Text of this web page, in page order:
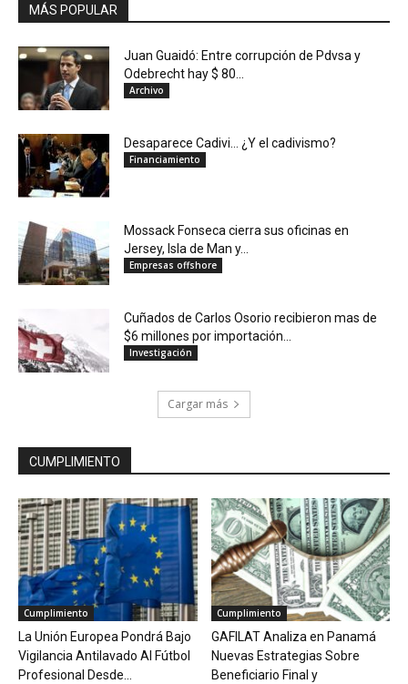
MÁS POPULAR
Juan Guaidó: Entre corrupción de Pdvsa y
Odebrecht hay $ 80...
Archivo
Desaparece Cadivi… ¿Y el cadivismo?
Financiamiento
Mossack Fonseca cierra sus oficinas en
Jersey, Isla de Man y...
Empresas offshore
Cuñados de Carlos Osorio recibieron mas de
$6 millones por importación...
Investigación
Cargar más
CUMPLIMIENTO
Cumplimiento
La Unión Europea Pondrá Bajo
Vigilancia Antilavado Al Fútbol
Profesional Desde...
Cumplimiento
GAFILAT Analiza en Panamá
Nuevas Estrategias Sobre
Beneficiario Final y